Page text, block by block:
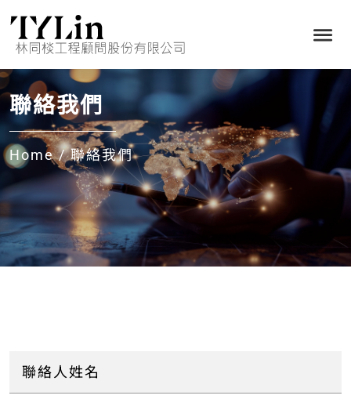
聯絡我們
Home/聯絡我們